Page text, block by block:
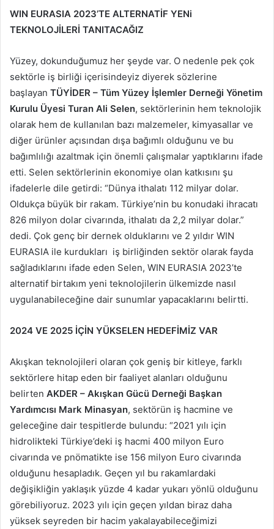
WIN EURASIA 2023’TE ALTERNATİF YENi
TEKNOLOJİLERİ TANITACAĞIZ
Yüzey, dokunduğumuz her şeyde var. O nedenle pek çok
sektörle iş birliği içerisindeyiz diyerek sözlerine
başlayan TÜYİDER – Tüm Yüzey İşlemler Derneği Yönetim
Kurulu Üyesi Turan Ali Selen, sektörlerinin hem teknolojik
olarak hem de kullanılan bazı malzemeler, kimyasallar ve
diğer ürünler açısından dışa bağımlı olduğunu ve bu
bağımlılığı azaltmak için önemli çalışmalar yaptıklarını ifade
etti. Selen sektörlerinin ekonomiye olan katkısını şu
ifadelerle dile getirdi: “Dünya ithalatı 112 milyar dolar.
Oldukça büyük bir rakam. Türkiye’nin bu konudaki ihracatı
826 milyon dolar civarında, ithalatı da 2,2 milyar dolar.”
dedi. Çok genç bir dernek olduklarını ve 2 yıldır WIN
EURASIA ile kurdukları iş birliğinden sektör olarak fayda
sağladıklarını ifade eden Selen, WIN EURASIA 2023’te
alternatif birtakım yeni teknolojilerin ülkemizde nasıl
uygulanabileceğine dair sunumlar yapacaklarını belirtti.
2024 VE 2025 İÇİN YÜKSELEN HEDEFİMİZ VAR
Akışkan teknolojileri olaran çok geniş bir kitleye, farklı
sektörlere hitap eden bir faaliyet alanları olduğunu
belirten AKDER – Akışkan Gücü Derneği Başkan
Yardımcısı Mark Minasyan, sektörün iş hacmine ve
geleceğine dair tespitlerde bulundu: “2021 yılı için
hidrolikteki Türkiye’deki iş hacmi 400 milyon Euro
civarında ve pnömatikte ise 156 milyon Euro civarında
olduğunu hesapladık. Geçen yıl bu rakamlardaki
değişikliğin yaklaşık yüzde 4 kadar yukarı yönlü olduğunu
görebiliyoruz. 2023 yılı için geçen yıldan biraz daha
yüksek seyreden bir hacim yakalayabileceğimizi